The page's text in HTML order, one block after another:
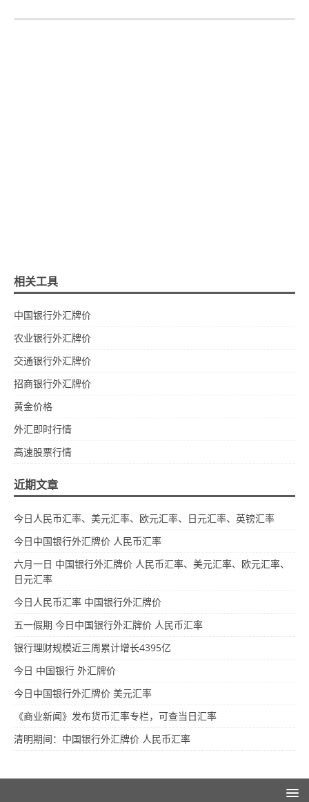
相关工具
中国银行外汇牌价
农业银行外汇牌价
交通银行外汇牌价
招商银行外汇牌价
黄金价格
外汇即时行情
高速股票行情
近期文章
今日人民币汇率、美元汇率、欧元汇率、日元汇率、英镑汇率
今日中国银行外汇牌价 人民币汇率
六月一日 中国银行外汇牌价 人民币汇率、美元汇率、欧元汇率、
日元汇率
今日人民币汇率 中国银行外汇牌价
五一假期 今日中国银行外汇牌价 人民币汇率
银行理财规模近三周累计增长4395亿
今日 中国银行 外汇牌价
今日中国银行外汇牌价 美元汇率
《商业新闻》发布货币汇率专栏，可查当日汇率
清明期间：中国银行外汇牌价 人民币汇率